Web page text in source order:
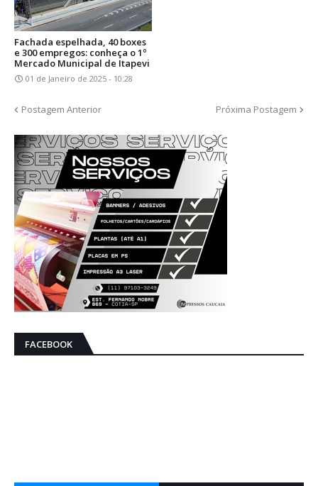
Fachada espelhada, 40 boxes
e 300 empregos: conheça o 1º
Mercado Municipal de Itapevi
01 de Janeiro de 2025 - 10:28
Postagem Anterior Próxima Postagem
FACEBOOK